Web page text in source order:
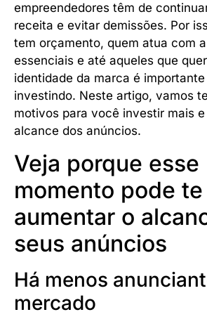
empreendedores têm de
receita e evitar demissões. Por
tem orçamento, quem atua com
essenciais e até aqueles que
identidade da marca é
investindo. Neste artigo, vamos
motivos para você investir mais
alcance dos anúncios.
Veja porque esse
momento pode
aumentar o
seus anúncios
Há menos
mercado